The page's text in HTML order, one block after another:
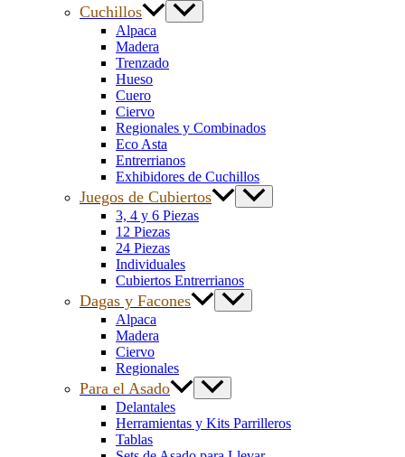
Cuchillos
Alpaca
Madera
Trenzado
Hueso
Cuero
Ciervo
Regionales y Combinados
Eco Asta
Entrerrianos
Exhibidores de Cuchillos
Juegos de Cubiertos
3, 4 y 6 Piezas
12 Piezas
24 Piezas
Individuales
Cubiertos Entrerrianos
Dagas y Facones
Alpaca
Madera
Ciervo
Regionales
Para el Asado
Delantales
Herramientas y Kits Parrilleros
Tablas